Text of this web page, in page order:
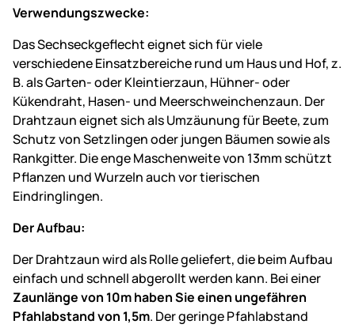
Verwendungszwecke:
Das Sechseckgeflecht eignet sich für viele
verschiedene Einsatzbereiche rund um Haus und Hof, z.
B. als Garten- oder Kleintierzaun, Hühner- oder
Kükendraht, Hasen- und Meerschweinchenzaun. Der
Drahtzaun eignet sich als Umzäunung für Beete, zum
Schutz von Setzlingen oder jungen Bäumen sowie als
Rankgitter. Die enge Maschenweite von 13mm schützt
Pflanzen und Wurzeln auch vor tierischen
Eindringlingen.
Der Aufbau:
Der Drahtzaun wird als Rolle geliefert, die beim Aufbau
einfach und schnell abgerollt werden kann. Bei einer
Zaunlänge von 10m haben Sie einen ungefähren
Pfahlabstand von 1,5m. Der geringe Pfahlabstand